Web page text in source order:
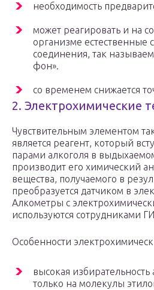
необходимость
может реагировать и на
организме естественные
соединения, так
фон».
со временем снижается
2. Электрохимические
Чувствительным элементом
является реагент, который
парами алкоголя в
производит его химический
вещества, получаемого в
преобразуется датчиком в
Алкометры с
используются сотрудниками
Особенности
высокая избирательность
только на молекулы